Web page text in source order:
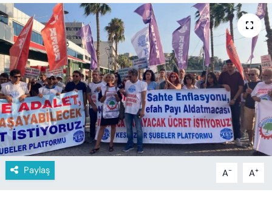
Paylaş A- A+
SAĞLIK
SPOR
KÜLTÜR-SANAT
MAGAZİN
ÖZEL HABER
YAZAR KÖŞESİ